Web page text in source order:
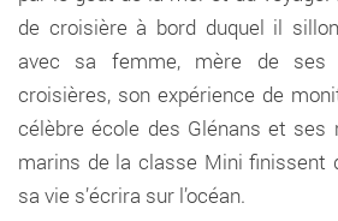
de croisière à bord duquel il
avec sa femme, mère de ses
croisières, son expérience de
célèbre école des Glénans et ses
marins de la classe Mini finissent
sa vie s’écrira sur l’océan.